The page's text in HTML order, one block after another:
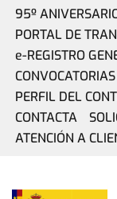
95º
PORTAL DE
e-REGISTRO
PERFIL DEL
CONTACTA
ATENCIÓN A